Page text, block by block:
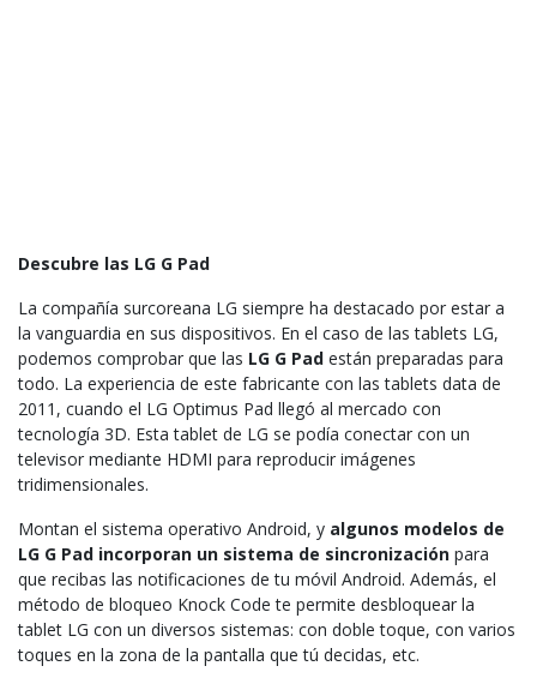
Descubre las LG G Pad
La compañía surcoreana LG siempre ha destacado por estar a
la vanguardia en sus dispositivos. En el caso de las tablets LG,
podemos comprobar que las LG G Pad están preparadas para
todo. La experiencia de este fabricante con las tablets data de
2011, cuando el LG Optimus Pad llegó al mercado con
tecnología 3D. Esta tablet de LG se podía conectar con un
televisor mediante HDMI para reproducir imágenes
tridimensionales.
Montan el sistema operativo Android, y algunos modelos de
LG G Pad incorporan un sistema de sincronización para
que recibas las notificaciones de tu móvil Android. Además, el
método de bloqueo Knock Code te permite desbloquear la
tablet LG con un diversos sistemas: con doble toque, con varios
toques en la zona de la pantalla que tú decidas, etc.